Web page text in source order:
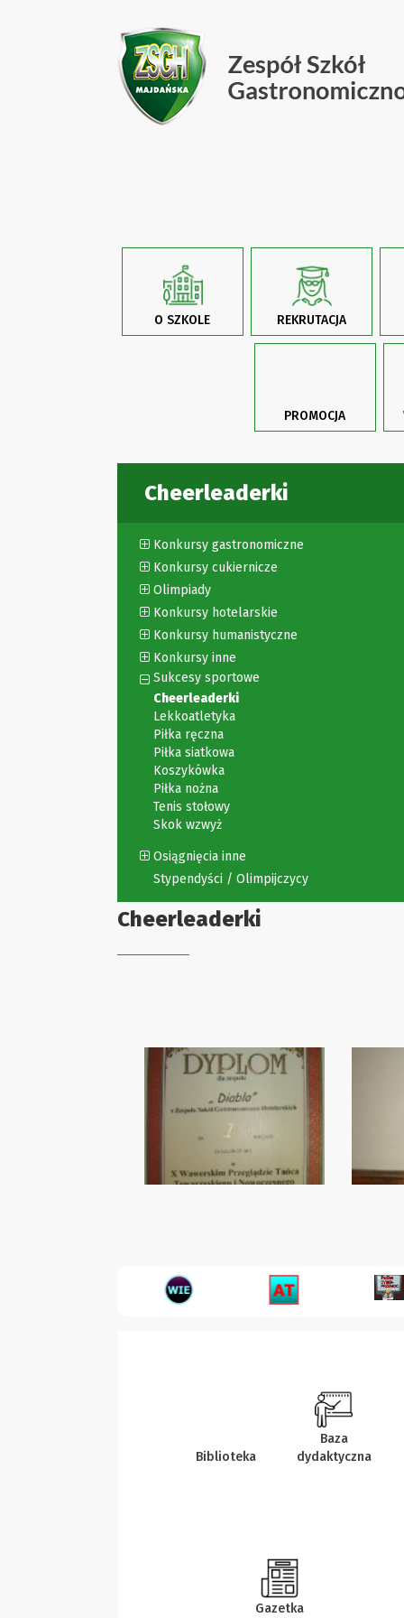
O SZKOLE REKRUTACJA
PROMOCJA
Cheerleaderki
Konkursy gastronomiczne
Konkursy cukiernicze
Olimpiady
Konkursy hotelarskie
Konkursy humanistyczne
Konkursy inne
Sukcesy sportowe
Cheerleaderki
Lekkoatletyka
Piłka ręczna
Piłka siatkowa
Koszykówka
Piłka nożna
Tenis stołowy
Skok wzwyż
Osiągnięcia inne
Stypendyści / Olimpijczycy
Cheerleaderki
Biblioteka
Baza
dydaktyczna
Gazetka